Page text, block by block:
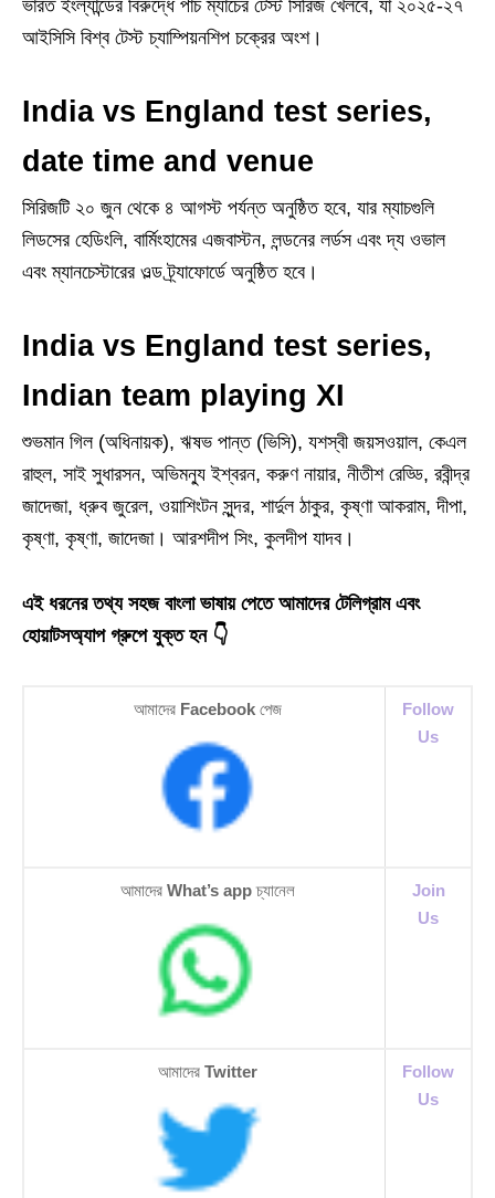
ভারত ইংল্যান্ডের বিরুদ্ধে পাঁচ ম্যাচের টেস্ট সিরিজ খেলবে, যা ২০২৫-২৭
আইসিসি বিশ্ব টেস্ট চ্যাম্পিয়নশিপ চক্রের অংশ।
India vs England test series,
date time and venue
সিরিজটি ২০ জুন থেকে ৪ আগস্ট পর্যন্ত অনুষ্ঠিত হবে, যার ম্যাচগুলি
লিডসের হেডিংলি, বার্মিংহামের এজবাস্টন, লন্ডনের লর্ডস এবং দ্য ওভাল
এবং ম্যানচেস্টারের ওল্ড ট্র্যাফোর্ডে অনুষ্ঠিত হবে।
India vs England test series,
Indian team playing XI
শুভমান গিল (অধিনায়ক), ঋষভ পান্ত (ভিসি), যশস্বী জয়সওয়াল, কেএল
রাহুল, সাই সুধারসন, অভিমন্যু ইশ্বরন, করুণ নায়ার, নীতীশ রেড্ডি, রবীন্দ্র
জাদেজা, ধ্রুব জুরেল, ওয়াশিংটন সুন্দর, শার্দুল ঠাকুর, কৃষ্ণা আকরাম, দীপা,
কৃষ্ণা, কৃষ্ণা, জাদেজা। আরশদীপ সিং, কুলদীপ যাদব।
এই ধরনের তথ্য সহজ বাংলা ভাষায় পেতে আমাদের টেলিগ্রাম এবং
হোয়াটসঅ্যাপ গ্রুপে যুক্ত হন 👇
আমাদের Facebook পেজ
Follow
Us
আমাদের What’s app চ্যানেল
Join
Us
আমাদের Twitter
Follow
Us